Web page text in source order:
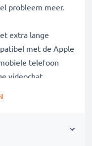
probleem meer.
extra lange
met de Apple
telefoon
videochat.